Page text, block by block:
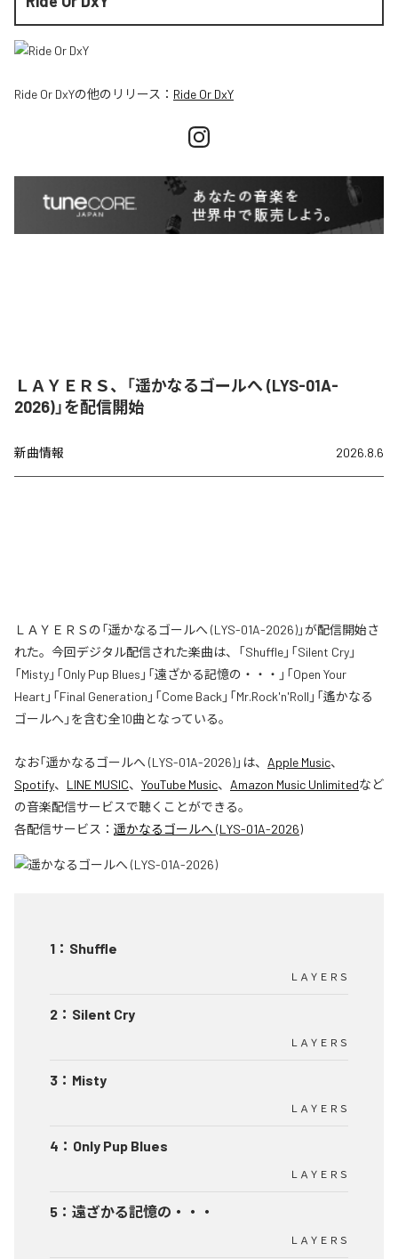
Ride Or DxYの他のリリース： Ride Or DxY
ＬＡＹＥＲＳ、「遥かなるゴールへ (LYS-01A-
2026)」を配信開始
新曲情報 2026.8.6
ＬＡＹＥＲＳの「遥かなるゴールへ (LYS-01A-2026)」が配信開始さ
れた。今回デジタル配信された楽曲は、「Shuffle」「Silent Cry」
「Misty」「Only Pup Blues」「遠ざかる記憶の・・・」「Open Your
Heart」「Final Generation」「Come Back」「Mr.Rock'n'Roll」「遙かなる
ゴールへ」を含む全10曲となっている。
なお「遥かなるゴールへ (LYS-01A-2026)」は、 Apple Music、
Spotify、 LINE MUSIC、 YouTube Music、 Amazon Music Unlimitedなど
の音楽配信サービスで聴くことができる。
各配信サービス： 遥かなるゴールへ (LYS-01A-2026)
1 ： Shuffle
ＬＡＹＥＲＳ
2 ： Silent Cry
ＬＡＹＥＲＳ
3 ： Misty
ＬＡＹＥＲＳ
4 ： Only Pup Blues
ＬＡＹＥＲＳ
5 ： 遠ざかる記憶の・・・
ＬＡＹＥＲＳ